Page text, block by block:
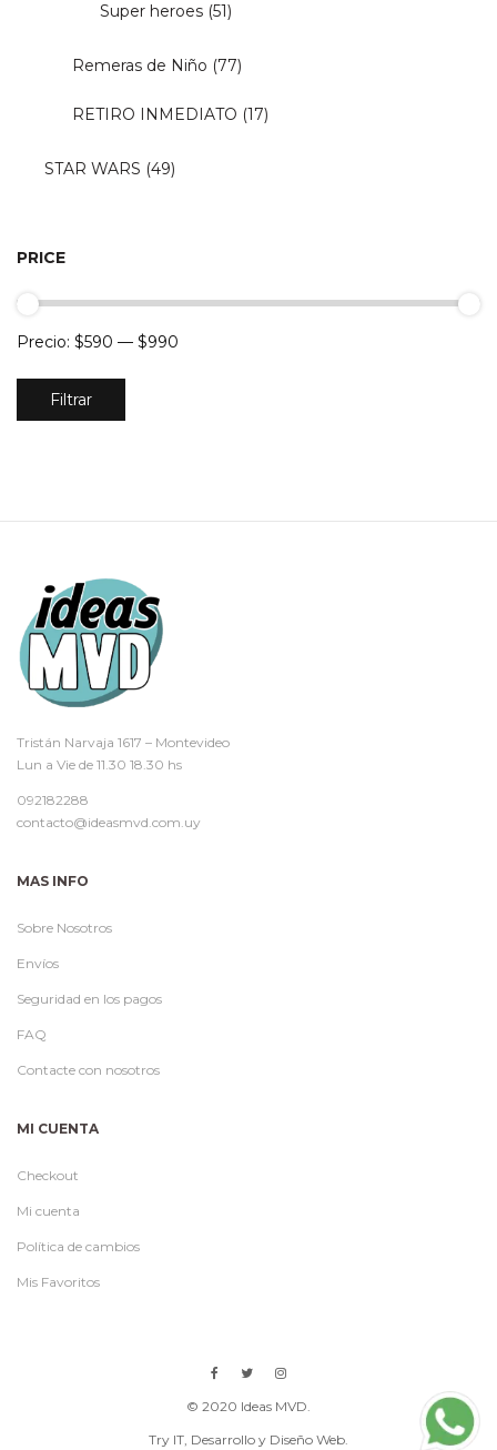
Super heroes (51)
Remeras de Niño (77)
RETIRO INMEDIATO (17)
STAR WARS (49)
PRICE
Precio
mínimo
Precio
máximo
Filtrar
Precio: $590 — $990
Tristán Narvaja 1617 – Montevideo
Lun a Vie de 11.30 18.30 hs
092182288
contacto@ideasmvd.com.uy
MAS INFO
Sobre Nosotros
Envíos
Seguridad en los pagos
FAQ
Contacte con nosotros
MI CUENTA
Checkout
Mi cuenta
Política de cambios
Mis Favoritos
© 2020 Ideas MVD.
Try IT , Desarrollo y Diseño Web.